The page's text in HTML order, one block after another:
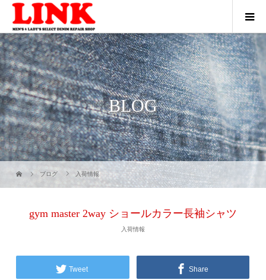
BLOG
ブログ 入荷情報
gym master 2way ショールカラー長袖シャツ
入荷情報
Tweet Share